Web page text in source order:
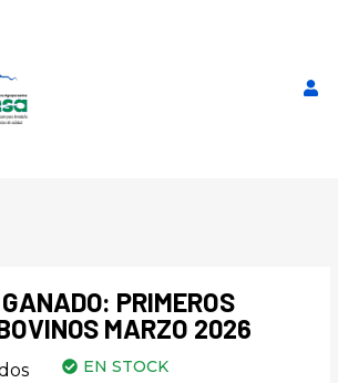
PRIMEROS
MARZO 2026
EN STOCK
SALVA TU GANADO:
PRIMEROS AUXILIOS